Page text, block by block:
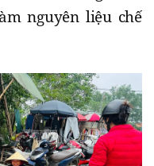
nguyên liệu chế